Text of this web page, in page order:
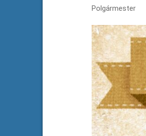
Polgármester